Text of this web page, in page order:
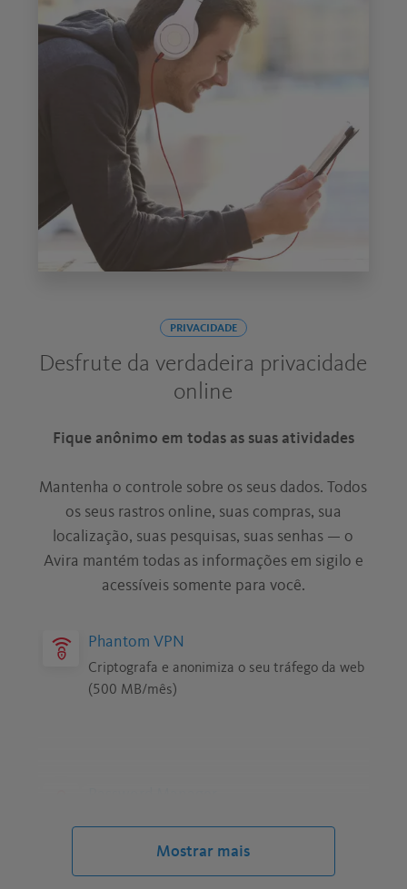
PRIVACIDADE
Desfrute da verdadeira privacidade
online
Fique anônimo em todas as suas atividades
Mantenha o controle sobre os seus dados. Todos
os seus rastros online, suas compras, sua
localização, suas pesquisas, suas senhas — o
Avira mantém todas as informações em sigilo e
acessíveis somente para você.
Phantom VPN
Criptografa e anonimiza o seu tráfego da web
(500 MB/mês)
para cada conta
Mostrar mais